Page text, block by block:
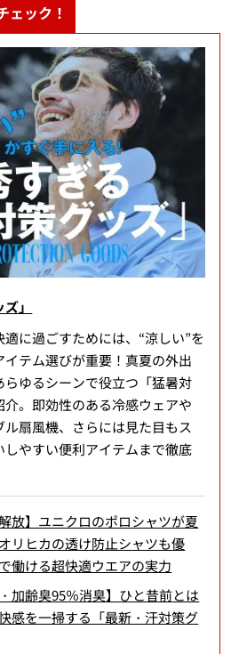
ェック！
」
に過ごすためには、“涼しい”を
テム選びが重要！真夏の外出
ゆるシーンで役立つ「猛暑対
。即効性のある冷感ウェアや
扇風機、さらには見た目もス
やすい便利アイテムまで徹底
放】ユニクロのポロシャツが夏
リヒカの透け防止シャツも優
働ける超快適ウエアの実力
加齢臭95％消臭】ひと昔前とは
感を一掃する「最新・汗対策グ